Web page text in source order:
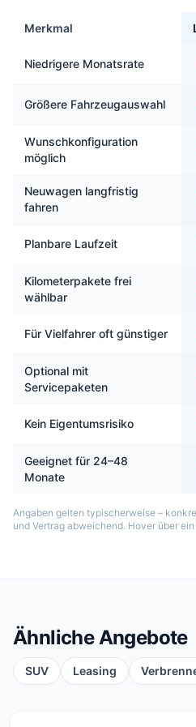
Merkmal
Niedrigere Monatsrate
Größere Fahrzeugauswahl
Wunschkonfiguration
möglich
Neuwagen langfristig
fahren
Planbare Laufzeit
Kilometerpakete frei
wählbar
Für Vielfahrer oft günstiger
Optional mit
Servicepaketen
Kein Eigentumsrisiko
Geeignet für 24–48
Monate
Angaben gelten typischerweise –
und Vertrag abweichend. Hover über
Ähnliche Angebote
SUV Leasing